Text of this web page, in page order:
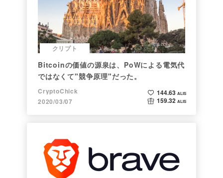
クリプト
Bitcoinの価値の源泉は、PoWによる電気代
ではなくて"競争原理"だった。
CryptoChick
2020/03/07
144.63 ALIS
159.32 ALIS